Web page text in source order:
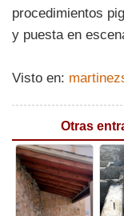
procedimientos
y puesta en
Visto en:
Otras